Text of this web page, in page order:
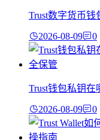
Trust数字货币
2026-08-09 0
Trust钱包私钥
2026-08-09 0